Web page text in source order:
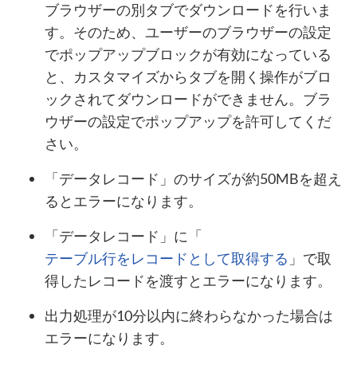
ブラウザーの別タブでダウンロードを行いま
す。そのため、ユーザーのブラウザーの設定
でポップアップブロックが有効になっている
と、カスタマイズからタブを開く操作がブロ
ックされてダウンロードができません。ブラ
ウザーの設定でポップアップを許可してくだ
さい。
「データレコード」のサイズが約50MBを超え
るとエラーになります。
「データレコード」に「
テーブル行をレコードとして取得する 」で取
得したレコードを渡すとエラーになります。
出力処理が10分以内に終わらなかった場合は
エラーになります。